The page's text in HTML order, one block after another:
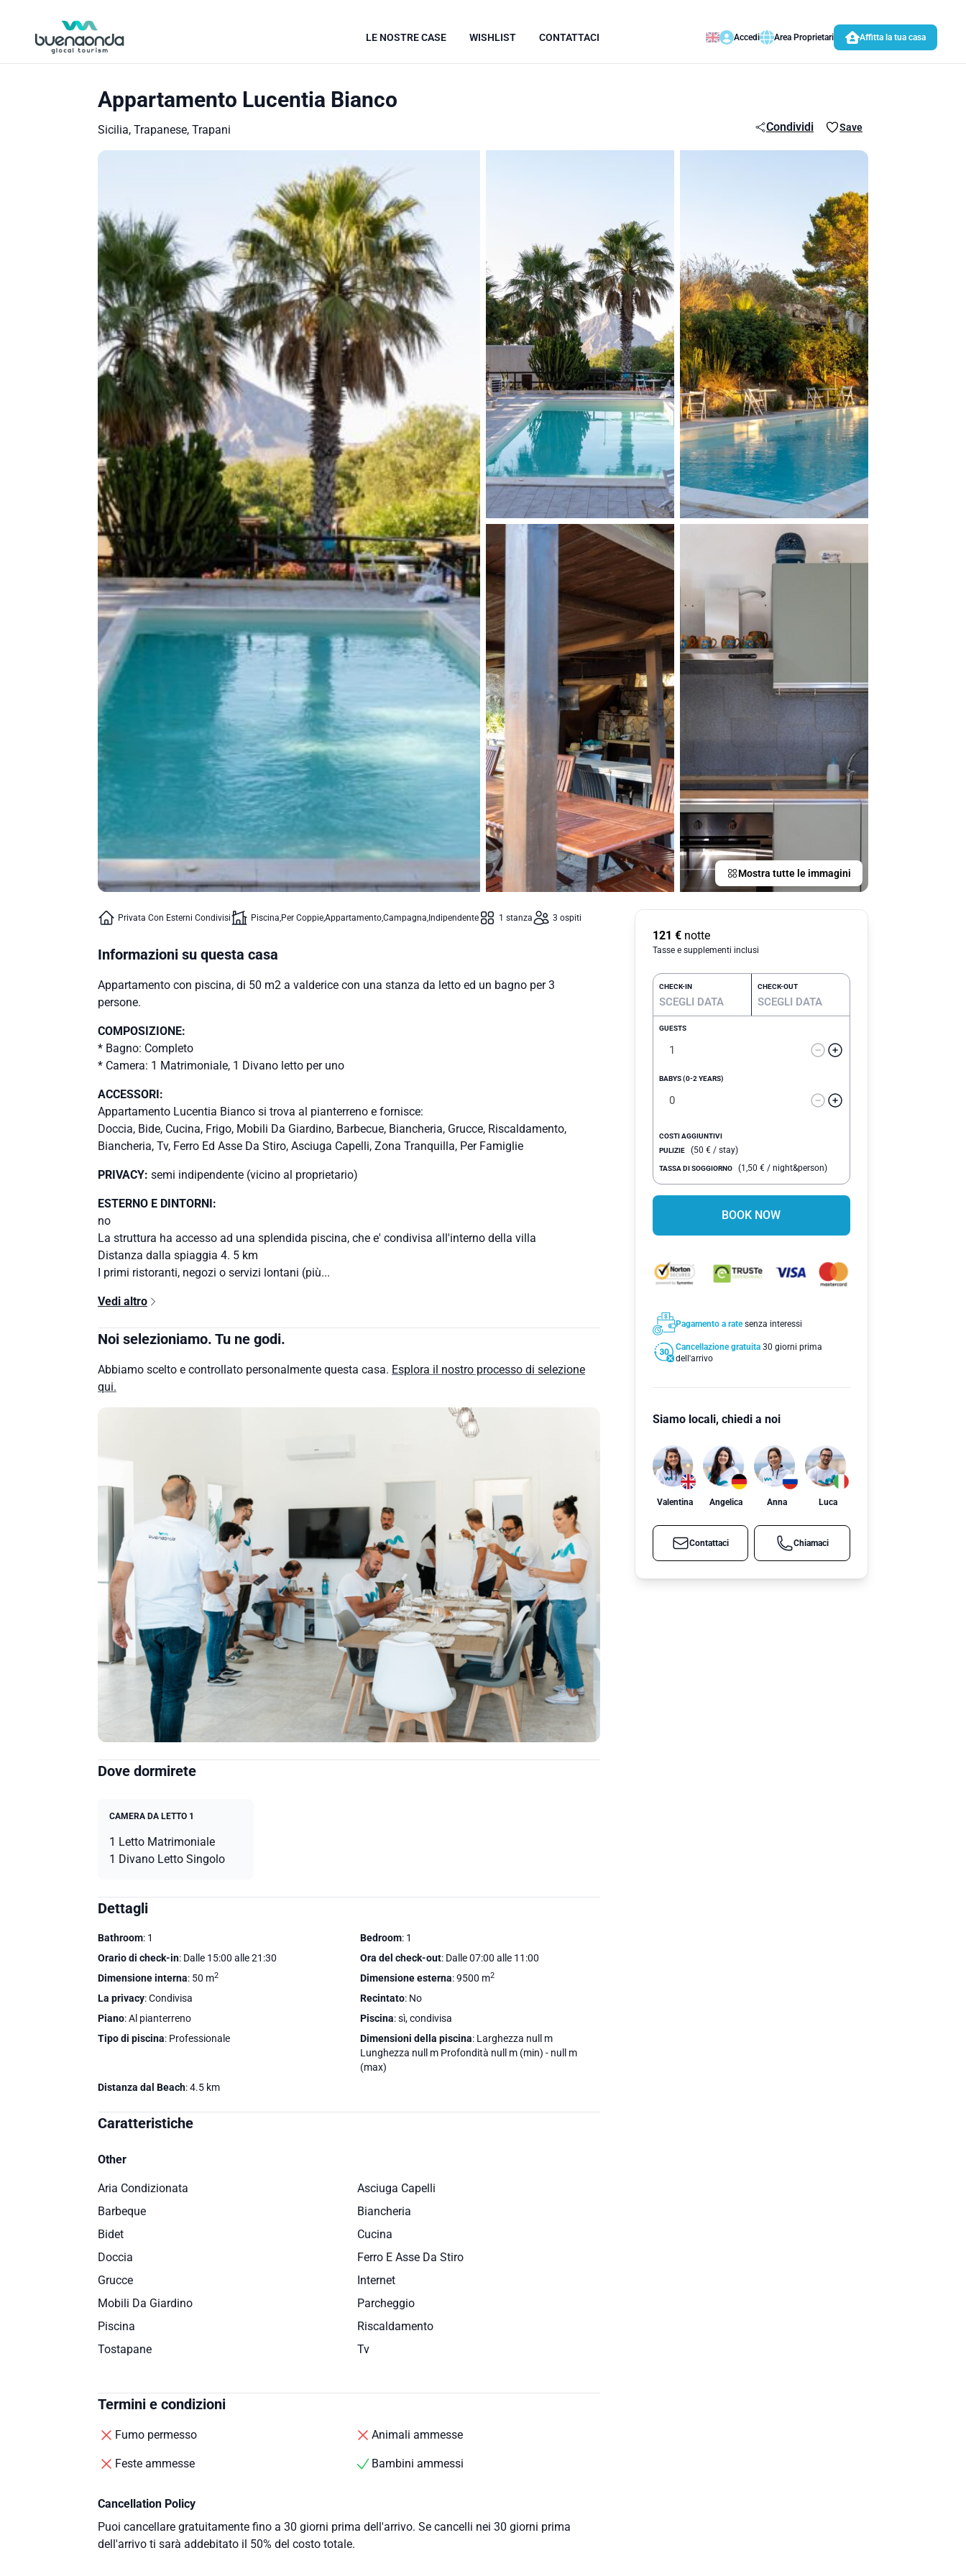
LE NOSTRE CASE WISHLIST CONTATTACI Accedi Area Proprietari Affitta la tua casa
Appartamento Lucentia Bianco
Sicilia, Trapanese, Trapani Condividi Save
Mostra tutte le immagini
Privata Con Esterni Condivisi Piscina Per CoppieAppartamentoCampagna Indipendente 1 stanza 3 ospiti
Informazioni su questa casa
Appartamento con piscina, di 50 m2 a valderice con una stanza da letto ed un bagno per 3
persone.
COMPOSIZIONE:
* Bagno: Completo
* Camera: 1 Matrimoniale, 1 Divano letto per uno
ACCESSORI:
Appartamento Lucentia Bianco si trova al pianterreno e fornisce:
Doccia, Bide, Cucina, Frigo, Mobili Da Giardino, Barbecue, Biancheria, Grucce, Riscaldamento,
Biancheria, Tv, Ferro Ed Asse Da Stiro, Asciuga Capelli, Zona Tranquilla, Per Famiglie
PRIVACY: semi indipendente (vicino al proprietario)
ESTERNO E DINTORNI:
no
La struttura ha accesso ad una splendida piscina, che e' condivisa all'interno della villa
Distanza dalla spiaggia 4. 5 km
I primi ristoranti, negozi o servizi lontani (più...
Vedi altro
Noi selezioniamo. Tu ne godi.
Abbiamo scelto e controllato personalmente questa casa. Esplora il nostro processo di selezione
qui.
Dove dormirete
CAMERA DA LETTO 1
1 Letto Matrimoniale
1 Divano Letto Singolo
Dettagli
Bathroom: 1 Bedroom: 1
Orario di check-in: Dalle 15:00 alle 21:30 Ora del check-out: Dalle 07:00 alle 11:00
Dimensione interna: 50 m2 Dimensione esterna: 9500 m2
La privacy: Condivisa Recintato: No
Piano: Al pianterreno Piscina: sì, condivisa
Tipo di piscina: Professionale Dimensioni della piscina: Larghezza null m
Lunghezza null m Profondità null m (min) - null m
(max)
Distanza dal Beach: 4.5 km
Caratteristiche
Other
Aria Condizionata
Asciuga Capelli
Barbeque
Biancheria
Bidet
Cucina
Doccia
Ferro E Asse Da Stiro
Grucce
Internet
Mobili Da Giardino
Parcheggio
Piscina
Riscaldamento
Tostapane
Tv
Termini e condizioni
Fumo permesso Animali ammesse
Feste ammesse Bambini ammessi
Cancellation Policy
Puoi cancellare gratuitamente fino a 30 giorni prima dell'arrivo. Se cancelli nei 30 giorni prima
dell'arrivo ti sarà addebitato il 50% del costo totale.
121 € notte
Tasse e supplementi inclusi
CHECK-IN CHECK-OUT
GUESTS
BABYS (0-2 YEARS)
COSTI AGGIUNTIVI
PULIZIE
(50 €/ stay)
TASSA DI SOGGIORNO (1,50 €/ night&person)
BOOK NOW
Pagamento a ratesenza interessi
Cancellazione gratuita30 giorni prima
dell'arrivo
Siamo locali, chiedi a noi
Valentina Angelica Anna Luca
Contattaci Chiamaci